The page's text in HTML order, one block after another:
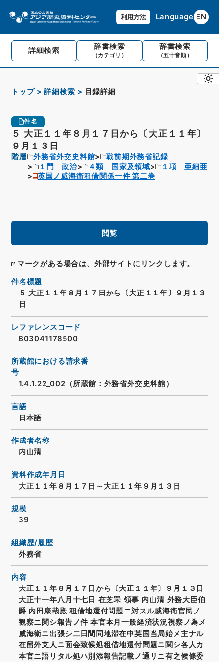
利用方法 Language EN
詳細検索 辞書検索
（カテゴリ）
辞書検索
（五十音順）
トップ 詳細検索 目録詳細
件名
５ 大正１１年８月１７日から〔大正１１年〕
９月１３日
階層 外務省外交史料館
戦前期外務省記録
１門 政治
４類 国家及領域
１項 亜細亜
英国ノ威海衛租借関係一件 第二巻
閲覧
マークがある場合は、外部サイトにリンクします。
件名標題
５ 大正１１年８月１７日から〔大正１１年〕９月１３
日
レファレンスコード
B03041178500
所蔵館における請求番
号
1.4.1.22_002（所蔵館：外務省外交史料館）
言語
日本語
作成者名称
内山清
資料作成年月日
大正１１年８月１７日～大正１１年９月１３日
規模
39
組織歴/履歴
外務省
内容
大正１１年８月１７日から〔大正１１年〕９月１３日
大正十一年八月十七日 在芝罘 領事 内山清 外務大臣伯
爵 内田康哉殿 租借地還付問題ニ対スル威海衛官民ノ
観察ニ関シ報告ノ件 本官本月一般経済状況視察ノ為メ
威海衛ニ出張シ二日間同地滞在中英国当局始メ主ナル
在留外支人ニ面会致候処租借地還付問題ニ関シ各人カ
本官ニ語リタル処ハ別添報告記載ノ通リニ有之候條委